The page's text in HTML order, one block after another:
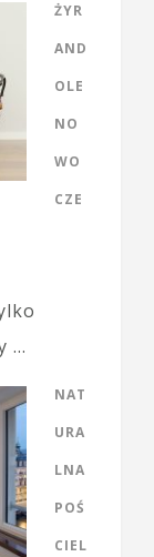
ŻYR
AND
OLE
NO
WO
CZE
…
NAT
URA
LNA
POŚ
CIEL